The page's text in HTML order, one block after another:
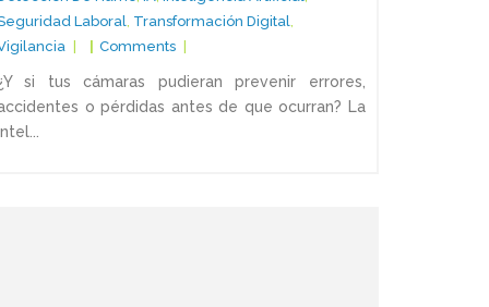
Laboral, Transformación Digital,
Comments
si tus cámaras pudieran prevenir errores,
o pérdidas antes de que ocurran? La